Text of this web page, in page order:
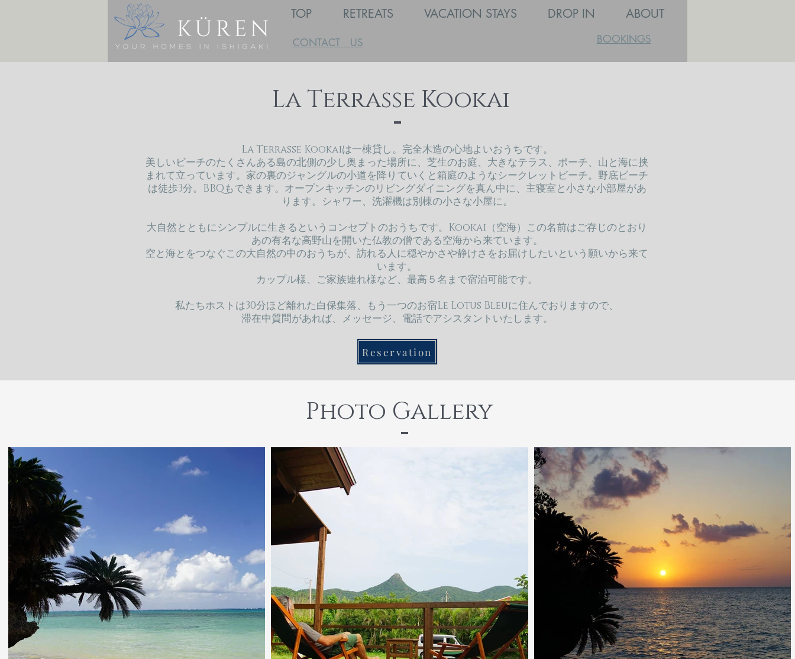
TOP RETREATS VACATION STAYS DROP IN ABOUT
BOOKINGS
La Terrasse Kookai
La Terrasse Kookaiは一棟貸し。完全木造の心地よいおうちです。
美しいビーチのたくさんある島の北側の少し奥まった場所に、芝生のお庭、大きなテラス、ポーチ、山と海に挟
まれて立っています。家の裏のジャングルの小道を降りていくと箱庭のようなシークレットビーチ。野底ビーチ
は徒歩3分。BBQもできます。オープンキッチンのリビングダイニングを真ん中に、主寝室と小さな小部屋があ
ります。シャワー、洗濯機は別棟の小さな小屋に。
大自然とともにシンプルに生きるというコンセプトのおうちです。Kookai（空海）この名前はご存じのとおり
あの有名な高野山を開いた仏教の僧である空海から来ています。
空と海とをつなぐこの大自然の中のおうちが、訪れる人に穏やかさや静けさをお届けしたいという願いから来て
います。
カップル様、ご家族連れ様など、最高５名まで宿泊可能です。
私たちホストは30分ほど離れた白保集落、もう一つのお宿Le Lotus Bleuに住んでおりますので、
​滞在中質問があれば、メッセージ、電話でアシスタントいたします。
Reservation
Photo Gallery
CONTACT US